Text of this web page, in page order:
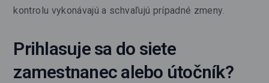
kontrolu vykonávajú a schvaľujú prípadné zmeny.
Prihlasuje sa do siete
zamestnanec alebo útočník?